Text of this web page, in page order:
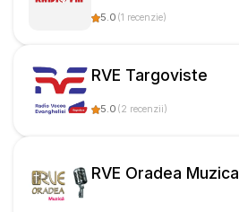
5.0 (1 recenzie)
RVE Targoviste
5.0 (2 recenzii)
RVE Oradea Muzica